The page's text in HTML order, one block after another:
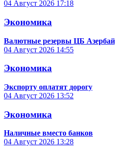
04 Август 2026 17:18
Экономика
Валютные резервы ЦБ
04 Август 2026 14:55
Экономика
Экспорту оплатят дорогу
04 Август 2026 13:52
Экономика
Наличные вместо банков
04 Август 2026 13:28